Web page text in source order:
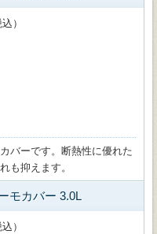
）
バーです。断熱性に優れた
も抑えます。
モカバー 3.0L
）